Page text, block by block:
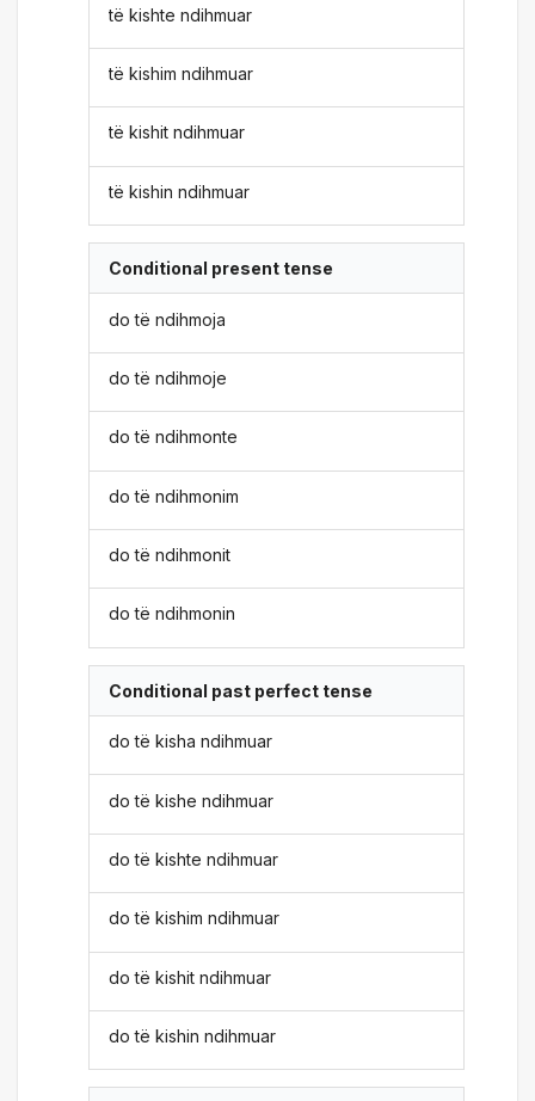
të kishte ndihmuar
të kishim ndihmuar
të kishit ndihmuar
të kishin ndihmuar
Conditional present tense
do të ndihmoja
do të ndihmoje
do të ndihmonte
do të ndihmonim
do të ndihmonit
do të ndihmonin
Conditional past perfect tense
do të kisha ndihmuar
do të kishe ndihmuar
do të kishte ndihmuar
do të kishim ndihmuar
do të kishit ndihmuar
do të kishin ndihmuar